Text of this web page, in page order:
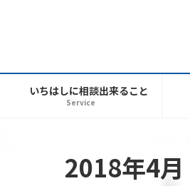
いちはしに相談出来ること
Service
2018年4